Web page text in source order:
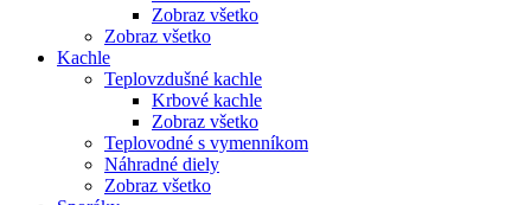
Zobraz všetko
Zobraz všetko
Kachle
Teplovzdušné kachle
Krbové kachle
Zobraz všetko
Teplovodné s vymenníkom
Náhradné diely
Zobraz všetko